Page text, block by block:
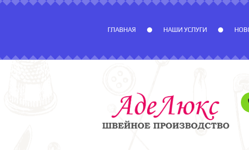
ГЛАВНАЯ НАШИ УСЛУГИ